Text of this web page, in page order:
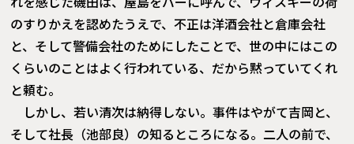
のすりかえを認めたうえで、不正は洋酒会社と倉庫会社
と、そして警備会社のためにしたことで、世の中にはこの
くらいのことはよく行われている、だから黙っていてくれ
と頼む。
しかし、若い清次は納得しない。事件はやがて吉岡と、
そして社長（池部良）の知るところになる。二人の前で、